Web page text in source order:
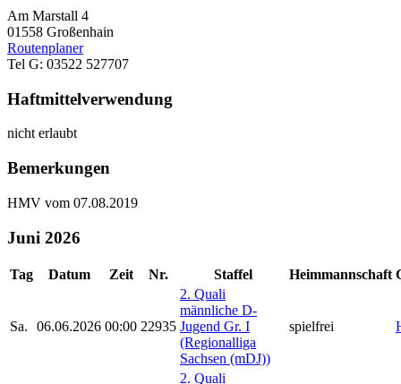
Am Marstall 4
01558 Großenhain
Routenplaner
Tel G: 03522 527707
Haftmittelverwendung
nicht erlaubt
Bemerkungen
HMV vom 07.08.2019
Juni 2026
Tag Datum Zeit Nr. Staffel Heimmannschaft
Sa. 06.06.2026 00:00 22935
2. Quali
männliche D-
Jugend Gr. I
(Regionalliga
Sachsen (mDJ))
spielfrei
2. Quali